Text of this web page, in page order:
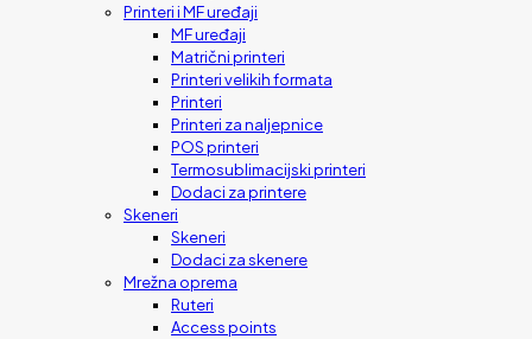
Printeri i MF uređaji
MF uređaji
Matrični printeri
Printeri velikih formata
Printeri
Printeri za naljepnice
POS printeri
Termosublimacijski printeri
Dodaci za printere
Skeneri
Skeneri
Dodaci za skenere
Mrežna oprema
Ruteri
Access points